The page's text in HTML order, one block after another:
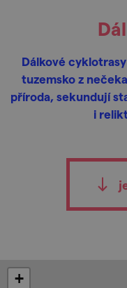
Dálkové
tuzemsko z
příroda, sekundují
i
+